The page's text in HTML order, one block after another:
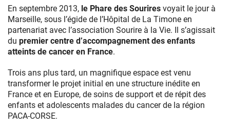
En septembre 2013, le Phare des Sourires voyait le jour à
Marseille, sous l’égide de l’Hôpital de La Timone en
partenariat avec l’association Sourire à la Vie. Il s’agissait
du premier centre d’accompagnement des enfants
atteints de cancer en France.
Trois ans plus tard, un magnifique espace est venu
transformer le projet initial en une structure inédite en
France et en Europe, de soins de support et de répit des
enfants et adolescents malades du cancer de la région
PACA-CORSE.